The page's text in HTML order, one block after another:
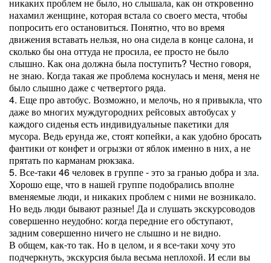
нахамил женщине, которая встала со своего места, чтобы
попросить его остановиться. Понятно, что во время
движения вставать нельзя, но она сидела в конце салона, и
сколько бы она оттуда не просила, ее просто не было
слышно. Как она должна была поступить? Честно говоря,
не знаю. Когда такая же проблема коснулась и меня, меня не
было слышно даже с четвертого ряда.
4. Еще про автобус. Возможно, и мелочь, но я привыкла, что
даже во многих муждугородних рейсовых автобусах у
каждого сиденья есть индивидуальные пакетики для
мусора. Ведь ерунда же, стоят копейки, а как удобно бросать
фантики от конфет и огрызки от яблок именно в них, а не
прятать по карманам рюкзака.
5. Все-таки 46 человек в группе - это за гранью добра и зла.
Хорошо еще, что в нашей группе подобрались вполне
вменяемые люди, и никаких проблем с ними не возникало.
Но ведь люди бывают разные! Да и слушать экскурсоводов
совершенно неудобно: когда передние его обступают,
задним совершенно ничего не слышно и не видно.
В общем, как-то так. Но в целом, и я все-таки хочу это
подчеркнуть, экскурсия была весьма неплохой. И если вы